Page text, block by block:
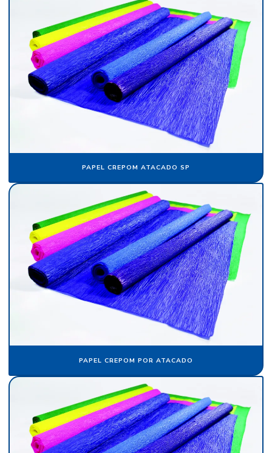
Flocos de nylon comprar
Folha de papel camurça
Folha de papel crepom parafinado
Folha de papel de seda atacado
Folha de papel veludo
Fornecedor de cartolina camurça
Fornecedor de crepom parafinado
Fornecedor de floco de nylon
Fornecedor de papel camurça
Fornecedor de papel crepom
Fornecedor de papel crepom parafinado
Fornecedor de papel veludo
Fornecedor de veludo
Fornecedor de veludo sintético
Indústria de flocagem
Indústria de papel crepom
PAPEL CREPOM ATACADO SP
PAPEL CREPOM POR ATACADO